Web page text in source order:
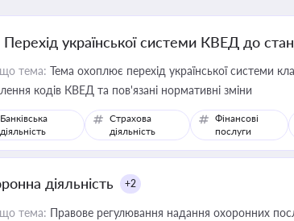
Перехід української системи КВЕД до
тема: Тема охоплює перехід української системи
кодів КВЕД та пов'язані нормативні зміни
Банківська
діяльність
Страхова
діяльність
Фінансові
послуги
діяльність +2
тема: Правове регулювання надання охоронних